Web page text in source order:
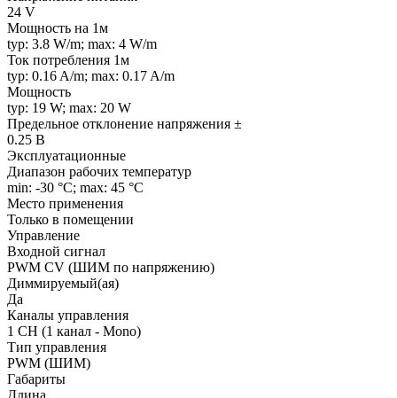
24 V
Мощность на 1м
typ: 3.8 W/m; max: 4 W/m
Ток потребления 1м
typ: 0.16 A/m; max: 0.17 A/m
Мощность
typ: 19 W; max: 20 W
Предельное отклонение напряжения ±
0.25 В
Эксплуатационные
Диапазон рабочих температур
min: -30 °C; max: 45 °C
Место применения
Только в помещении
Управление
Входной сигнал
PWM СV (ШИМ по напряжению)
Диммируемый(ая)
Да
Каналы управления
1 CH (1 канал - Mono)
Тип управления
PWM (ШИМ)
Габариты
Длина